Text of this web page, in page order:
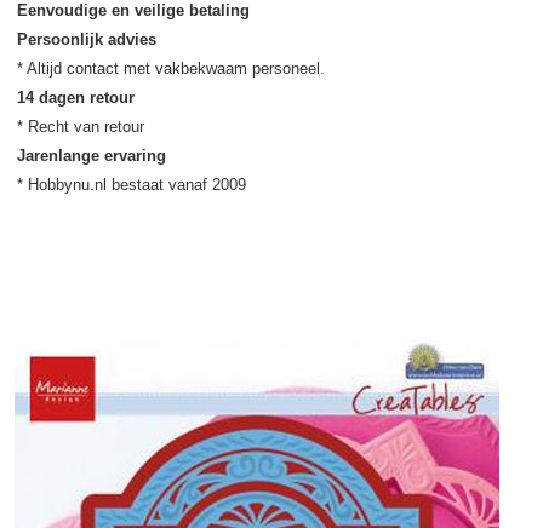
Eenvoudige en veilige betaling
Persoonlijk advies
14 dagen retour
Jarenlange ervaring
* Hobbynu.nl bestaat vanaf 2009